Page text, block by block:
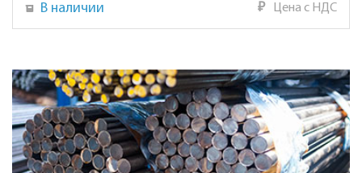
В наличии ₽ Цена с НДС